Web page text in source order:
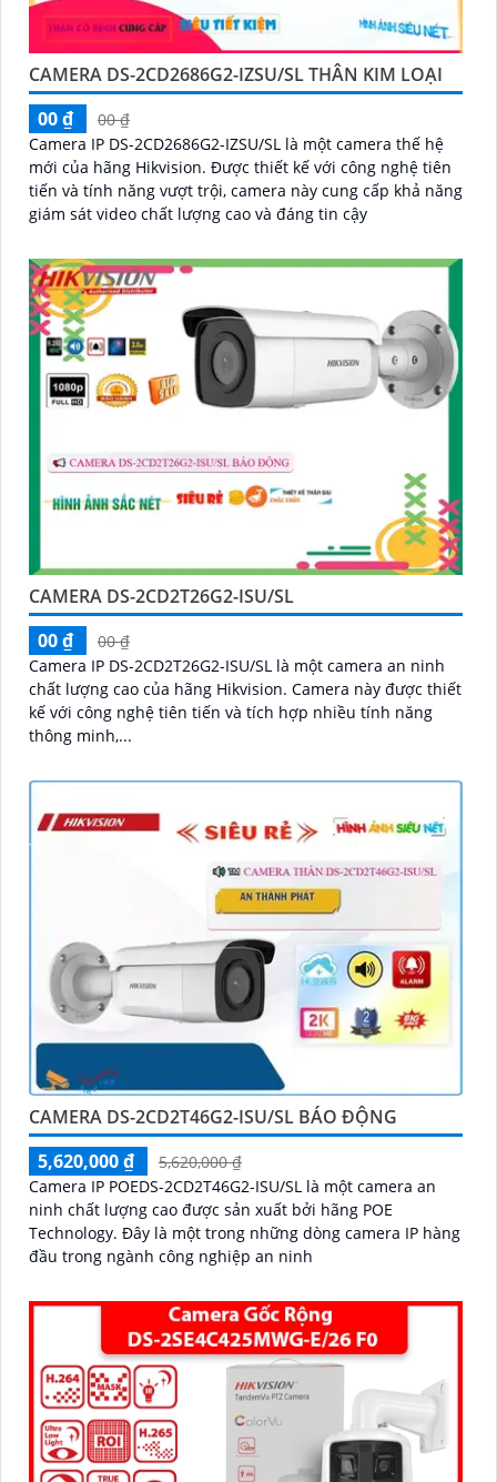
CAMERA DS-2CD2686G2-IZSU/SL THÂN KIM LOẠI
00 ₫
00 ₫
Camera IP DS-2CD2686G2-IZSU/SL là một camera thế hệ
mới của hãng Hikvision. Được thiết kế với công nghệ tiên
tiến và tính năng vượt trội, camera này cung cấp khả năng
giám sát video chất lượng cao và đáng tin cậy
CAMERA DS-2CD2T26G2-ISU/SL
00 ₫
00 ₫
Camera IP DS-2CD2T26G2-ISU/SL là một camera an ninh
chất lượng cao của hãng Hikvision. Camera này được thiết
kế với công nghệ tiên tiến và tích hợp nhiều tính năng
thông minh,...
CAMERA DS-2CD2T46G2-ISU/SL BÁO ĐỘNG
5,620,000 ₫
5,620,000 ₫
Camera IP POEDS-2CD2T46G2-ISU/SL là một camera an
ninh chất lượng cao được sản xuất bởi hãng POE
Technology. Đây là một trong những dòng camera IP hàng
đầu trong ngành công nghiệp an ninh